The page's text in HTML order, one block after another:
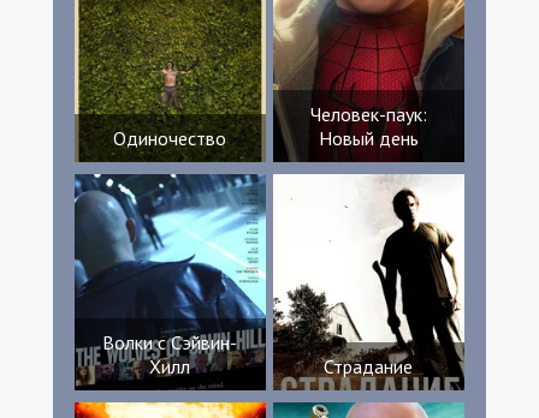
Одиночество
Человек-паук:
Новый день
Волки с Сэйвин-
Хилл
Страдание